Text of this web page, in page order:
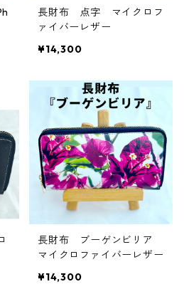
長財布 点字 マイクロフ
ァイバーレザー
¥14,300
長財布 ブーゲンビリア
マイクロファイバーレザー
¥14,300